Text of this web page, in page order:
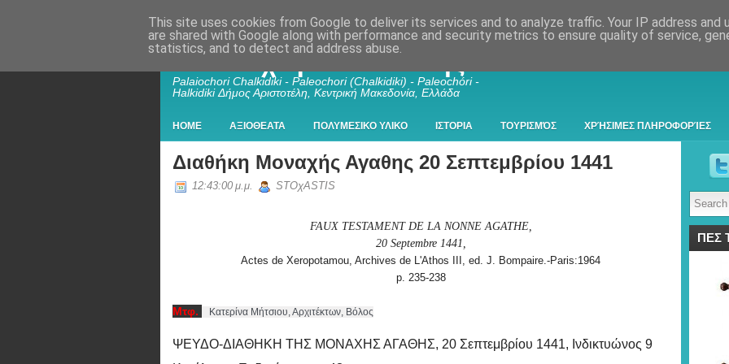
Παλαιοχώρι Χαλκιδικής
Palaiochori Chalkidiki - Paleochori (Chalkidiki) - Paleochóri -
Halkidiki Δήμος Αριστοτέλη, Κεντρική Μακεδονία, Ελλάδα
HOME ΑΞΙΟΘΕΑΤΑ ΠΟΛΥΜΕΣΙΚΟ ΥΛΙΚΟ ΙΣΤΟΡΙΑ ΤΟΥΡΙΣΜΌΣ ΧΡΉΣΙΜΕΣ ΠΛΗΡΟΦΟΡΊΕΣ
Διαθήκη Μοναχής Αγαθης 20 Σεπτεμβρίου 1441
12:43:00 μ.μ. STOχASTIS
FAUX TESTAMENT DE LA NONNE AGATHE,
20 Septembre 1441,
Actes de Xeropotamou, Archives de L'Athos III, ed. J. Bompaire.-Paris:1964
p. 235-238
Μτφ.
   Κατερίνα Μήτσιου, Αρχιτέκτων, Βόλος
ΨΕΥΔΟ-ΔΙΑΘΗΚΗ ΤΗΣ ΜΟΝΑΧΗΣ ΑΓΑΘΗΣ, 20 Σεπτεμβρίου 1441, Ινδικτυώνος 9
ΠΕΣ
This site uses cookies from Google to deliver its services and to analyze traffic. Your IP address and
are shared with Google along with performance and security metrics to ensure quality of service,
statistics, and to detect and address abuse.